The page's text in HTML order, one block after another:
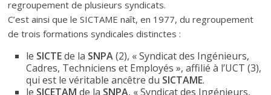
regroupement de plusieurs syndicats.
C’est ainsi que le SICTAME naît, en 1977, du regroupement
de trois formations syndicales distinctes :
le SICTEde la SNPA(2), « Syndicat des Ingénieurs,
Cadres, Techniciens et Employés », affilié à l’UCT (3),
qui est le véritable ancêtre du SICTAME.
le SICETAM de la SNPA, « Syndicat des Ingénieurs,